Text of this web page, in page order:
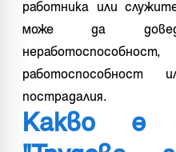
работника или
може да
пострадалия.
Какво е